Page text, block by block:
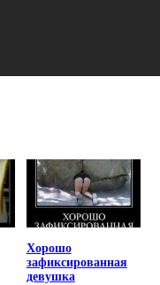
Хорошо
зафиксированная
девушка